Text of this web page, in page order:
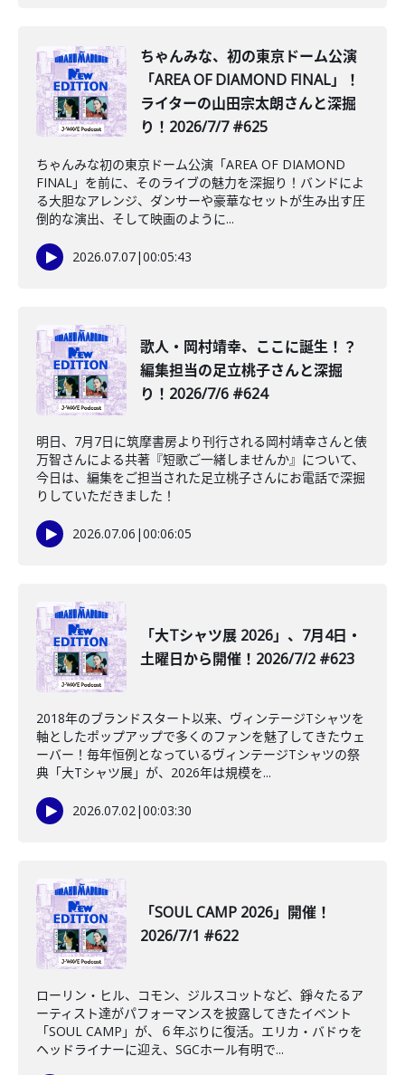
️ちゃんみな、初の東京ドーム公演
「AREA OF DIAMOND FINAL」！
ライターの山田宗太朗さんと深掘
り！2026/7/7 #625
ちゃんみな初の東京ドーム公演「AREA OF DIAMOND
FINAL」を前に、そのライブの魅力を深掘り！バンドによ
る大胆なアレンジ、ダンサーや豪華なセットが生み出す圧
倒的な演出、そして映画のように...
2026.07.07|00:05:43
️歌人・岡村靖幸、ここに誕生！？
編集担当の足立桃子さんと深掘
り！2026/7/6 #624
明日、7月7日に筑摩書房より刊行される岡村靖幸さんと俵
万智さんによる共著『短歌ご一緒しませんか』について、
今日は、編集をご担当された足立桃子さんにお電話で深掘
りしていただきました！
2026.07.06 |00:06:05
「大Tシャツ展 2026」、7月4日・
土曜日から開催！2026/7/2 #623
2018年のブランドスタート以来、ヴィンテージTシャツを
軸としたポップアップで多くのファンを魅了してきたウェ
ーバー！毎年恒例となっているヴィンテージTシャツの祭
典「大Tシャツ展」が、2026年は規模を...
2026.07.02|00:03:30
「SOUL CAMP 2026」開催！
2026/7/1 #622
ローリン・ヒル、コモン、ジルスコットなど、錚々たるア
ーティスト達がパフォーマンスを披露してきたイベント
「SOUL CAMP」が、６年ぶりに復活。エリカ・バドゥを
ヘッドライナーに迎え、SGCホール有明で...